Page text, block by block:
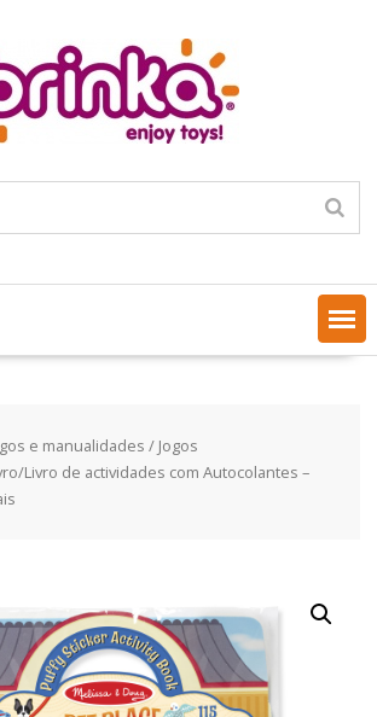
e manualidades / Jogos
Livro de actividades com Autocolantes –